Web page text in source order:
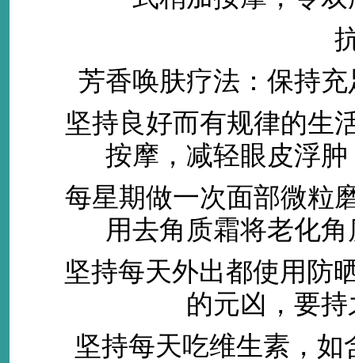
抗
芳香唤肤疗法：保持充
坚持良好而有规律的生活
按摩，减轻眼皮浮
每星期做一次面部微粒磨
用去角质霜将老化
坚持每天外出都使用防晒
的元凶，要
坚持每天吃维生素，如